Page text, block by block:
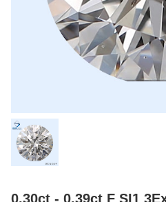
0.30ct - 0.39ct F SI1